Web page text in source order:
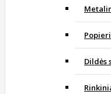
Dildės